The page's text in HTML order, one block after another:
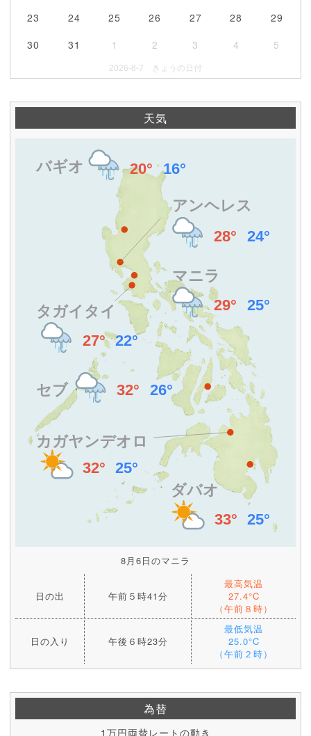
23 24 25 26 27 28
29
30
31 1 2 3 4 5
2026-8-7 きょうの日付
天気
8月6日のマニラ
日の出 午前５時41分
最高気温
27.4°C
（午前８時）
日の入り 午後６時23分
最低気温
25.0°C
（午前２時）
為替
1万円両替レートの動き